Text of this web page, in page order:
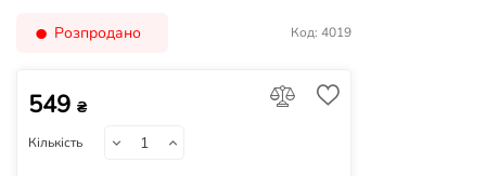
Розпродано Код: 4019
549 ₴
Кількість